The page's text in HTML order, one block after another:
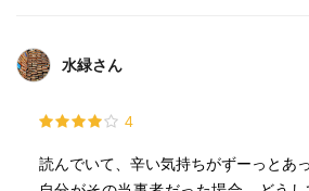
水緑さん
4
読んでいて、辛い気持ちがずーっとあっ